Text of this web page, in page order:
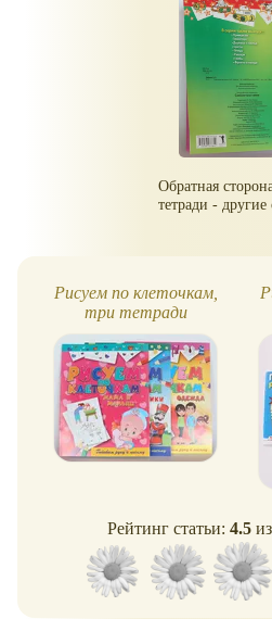
Обратная
тетради - другие
Рисуем по клеточкам,
три тетради
Рейтинг статьи: 4.5 из